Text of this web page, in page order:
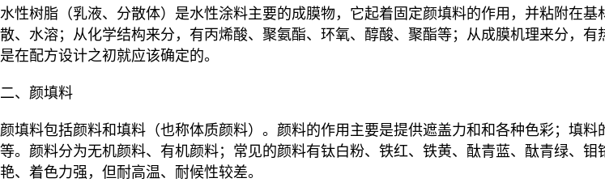
水性树脂（乳液、分散体）是水性涂料主要的成膜物，它起着固定颜填料的作用，并粘附在
散、水溶；从化学结构来分，有丙烯酸、聚氨酯、环氧、醇酸、聚酯等；从成膜机理来分，
是在配方设计之初就应该确定的。
二、颜填料
颜填料包括颜料和填料（也称体质颜料）。颜料的作用主要是提供遮盖力和和各种色彩；填
等。颜料分为无机颜料、有机颜料；常见的颜料有钛白粉、铁红、铁黄、酞青蓝、酞青绿、
艳、着色力强，但耐高温、耐候性较差。